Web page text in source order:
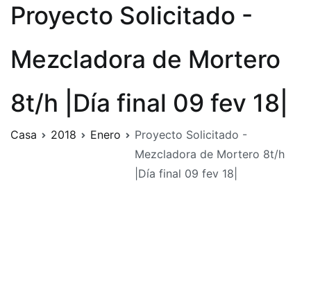
Proyecto Solicitado -
Mezcladora de Mortero
8t/h |Día final 09 fev 18|
Casa 2018 Enero
Proyecto Solicitado -
Mezcladora de Mortero 8t/h
|Día final 09 fev 18|